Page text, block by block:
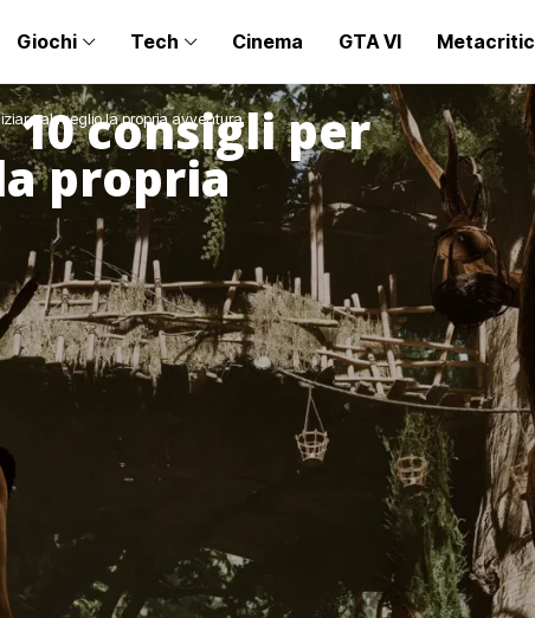
Giochi Tech Cinema GTA VI Metacritic
al meglio la propria avventura
10 consigli per
propria